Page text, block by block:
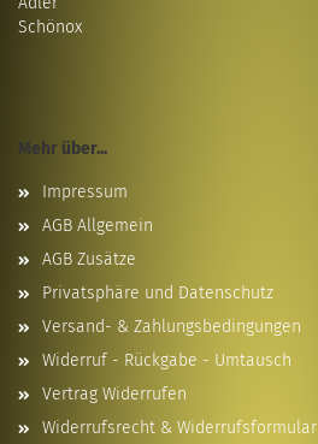
Schönox
Mehr über...
Impressum
AGB Allgemein
AGB Zusätze
Privatsphäre und Datenschutz
Versand- & Zahlungsbedingungen
Widerruf - Rückgabe - Umtausch
Vertrag Widerrufen
Widerrufsrecht & Widerrufsformular